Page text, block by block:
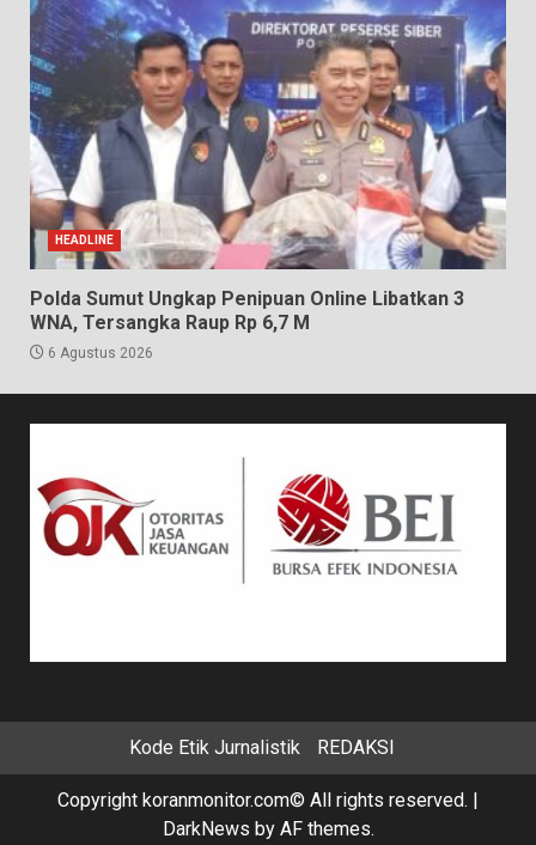
HEADLINE
Polda Sumut Ungkap Penipuan Online Libatkan 3
WNA, Tersangka Raup Rp 6,7 M
6 Agustus 2026
Kode Etik Jurnalistik REDAKSI
Copyright koranmonitor.com© All rights reserved. |
DarkNews by AF themes.